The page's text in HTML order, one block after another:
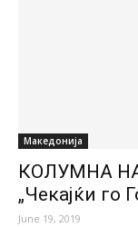
Македонија
КОЛУМНА
„Чекајќи го
June 19, 2019